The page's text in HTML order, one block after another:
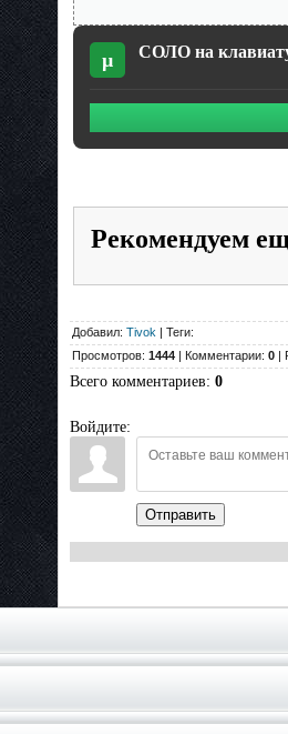
µ СОЛО на
Рекомендуем
Добавил: Tivok | Теги:
Просмотров: 1444 | Комментарии: 0 |
Всего комментариев: 0
Войдите:
Отправить